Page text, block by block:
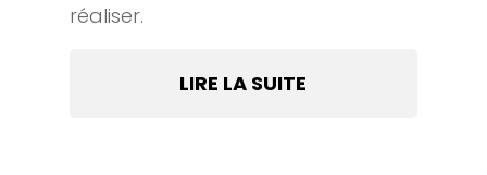
réaliser.
LIRE LA SUITE